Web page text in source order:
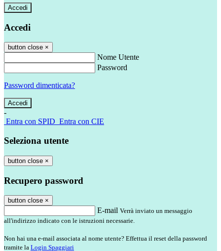
Accedi
Accedi
button close ×
Nome Utente
Password
Password dimenticata?
-
Entra con SPID Entra con CIE
Seleziona utente
button close ×
Recupero password
button close ×
E-mail Verrà inviato un messaggio
all'indirizzo indicato con le istruzioni necessarie.
Non hai una e-mail associata al nome utente? Effettua il reset della password
tramite la Login Spaggiari